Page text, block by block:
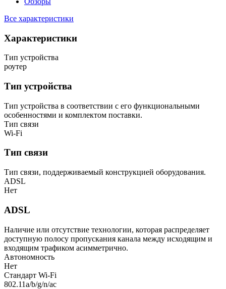
Все характеристики
Характеристики
Тип устройства
роутер
Тип устройства
Тип устройства в соответствии с его функциональными
особенностями и комплектом поставки.
Тип связи
Wi-Fi
Тип связи
Тип связи, поддерживаемый конструкцией оборудования.
ADSL
Нет
ADSL
Наличие или отсутствие технологии, которая распределяет
доступную полосу пропускания канала между исходящим и
входящим трафиком асимметрично.
Автономность
Нет
Стандарт Wi-Fi
802.11a/b/g/n/ac